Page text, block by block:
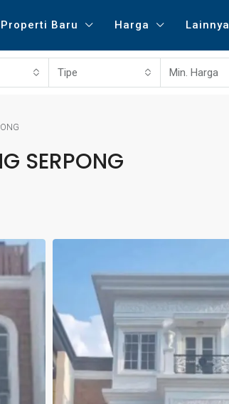
Properti Baru Harga Lainnya
Tipe Min. Harga
SERPONG